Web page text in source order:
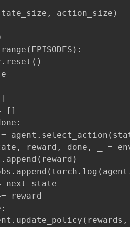
action_size)
[]
reward, done, _ =
next_state
reward